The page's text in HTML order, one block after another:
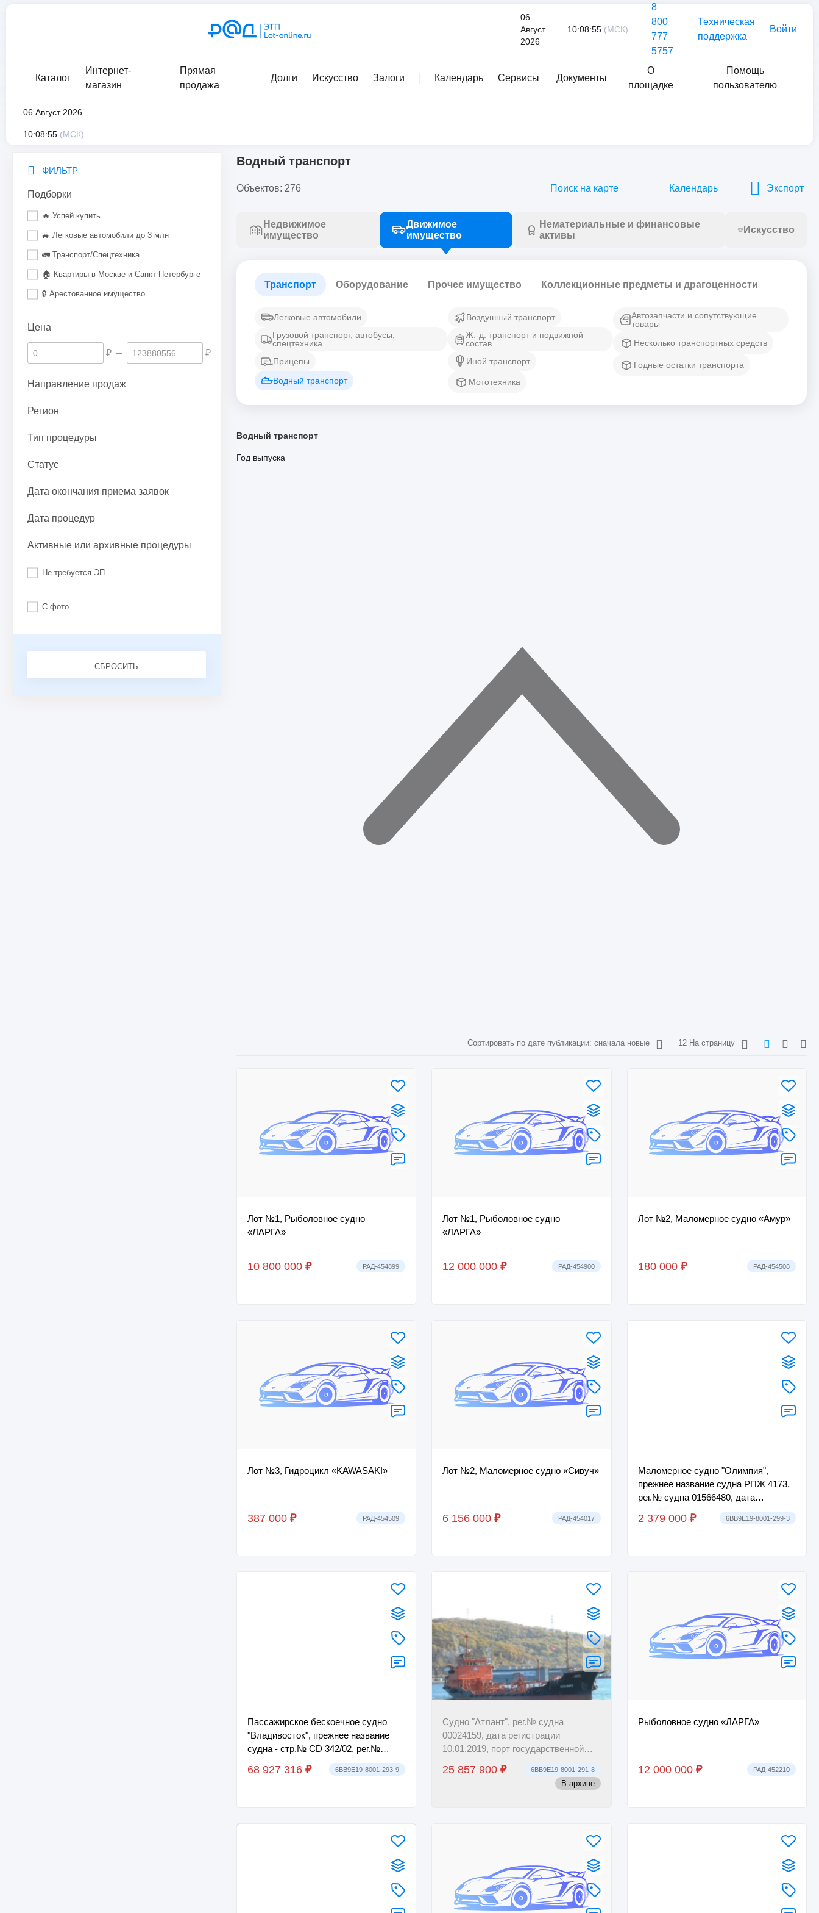
06
Август
2026
10:08:55 (МСК)
8
800
777
5757
Техническая
поддержка
Войти
Каталог
Интернет-
магазин
Прямая
продажа
Долги Искусство Залоги Календарь Сервисы Документы
О
площадке
Помощь
пользователю
06 Август 2026
10:08:55 (МСК)
ФИЛЬТР
Подборки
🔥 Успей купить
🚙 Легковые автомобили до 3 млн
🚛 Транспорт/Спецтехника
🏠 Квартиры в Москве и Санкт-Петербурге
🔒 Арестованное имущество
Цена
₽ – ₽
Направление продаж
Регион
Тип процедуры
Статус
Дата окончания приема заявок
Дата процедур
Активные или архивные процедуры
Не требуется ЭП
С фото
СБРОСИТЬ
Водный транспорт
Объектов: 276 Поиск на карте Календарь Экспорт
Недвижимое
имущество
Движимое
имущество
Нематериальные и финансовые
активы
Искусство
Транспорт Оборудование Прочее имущество Коллекционные предметы и драгоценности
Легковые автомобили
Грузовой транспорт, автобусы,
спецтехника
Прицепы
Водный транспорт
Воздушный транспорт
Ж.-д. транспорт и подвижной
состав
Иной транспорт
Мототехника
Автозапчасти и сопутствующие
товары
Несколько транспортных средств
Годные остатки транспорта
Водный транспорт
Год выпуска
Сортировать по дате публикации: сначала новые 12 На страницу
Лот №1, Рыболовное судно
«ЛАРГА»
10 800 000 ₽ РАД-454899
Лот №1, Рыболовное судно
«ЛАРГА»
12 000 000 ₽ РАД-454900
Лот №2, Маломерное судно «Амур»
180 000 ₽ РАД-454508
Лот №3, Гидроцикл «KAWASAKI»
387 000 ₽ РАД-454509
Лот №2, Маломерное судно «Сивуч»
6 156 000 ₽ РАД-454017
Маломерное судно "Олимпия",
прежнее название судна РПЖ 4173,
рег.№ судна 01566480, дата
регистрации 06.03.2013, №ИМО
отсутствует, бортово...
2 379 000 ₽ 6BB9E19-8001-299-3
Пассажирское бескоечное судно
"Владивосток", прежнее название
судна - стр.№ CD 342/02, рег.№
судна - 00920013, дата регистрации -
29.06.2...
68 927 316 ₽ 6BB9E19-8001-293-9
Судно "Атлант", рег.№ судна
00024159, дата регистрации
10.01.2019, порт государственной
порт государст...
25 857 900 ₽ 6BB9E19-8001-291-8
В архиве
Рыболовное судно «ЛАРГА»
12 000 000 ₽ РАД-452210